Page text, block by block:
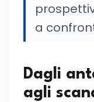
a
Dagli
agli